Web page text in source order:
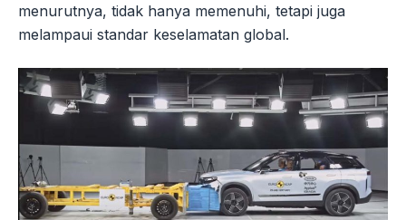
menurutnya, tidak hanya memenuhi, tetapi juga
melampaui standar keselamatan global.